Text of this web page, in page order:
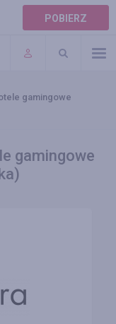
POBIERZ
gamingowe
gamingowe